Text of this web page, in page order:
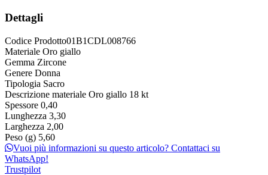
Dettagli
Codice Prodotto01B1CDL008766
Materiale Oro giallo
Gemma Zircone
Genere Donna
Tipologia Sacro
Descrizione materiale Oro giallo 18 kt
Spessore 0,40
Lunghezza 3,30
Larghezza 2,00
Peso (g) 5,60
Vuoi più informazioni su questo articolo? Contattaci su
WhatsApp!
Trustpilot